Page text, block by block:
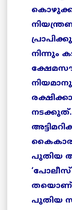
നിന്നും
നടക്കുത്.
പുതിയ
തയൊണ്
പുതിയ